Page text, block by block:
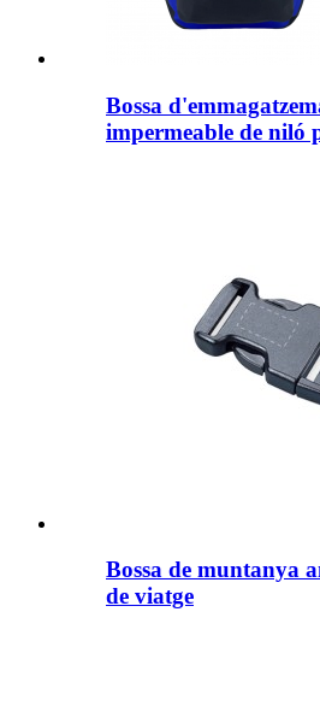
Bossa
impermeable de niló
Bossa de muntanya
de viatge